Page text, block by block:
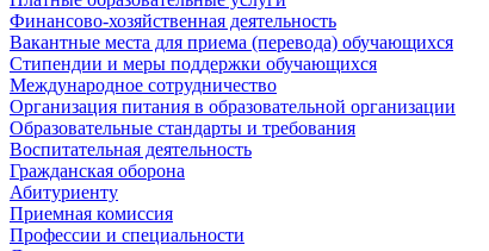
Финансово-хозяйственная деятельность
Вакантные места для приема (перевода) обучающихся
Стипендии и меры поддержки обучающихся
Международное сотрудничество
Организация питания в образовательной организации
Образовательные стандарты и требования
Воспитательная деятельность
Гражданская оборона
Абитуриенту
Приемная комиссия
Профессии и специальности